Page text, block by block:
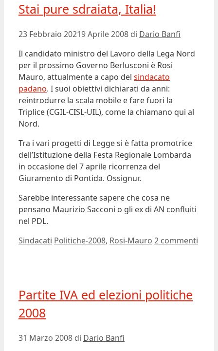
Stai pure sdraiata, Italia!
23 Febbraio 20219 Aprile 2008 di Dario Banfi
Il candidato ministro del Lavoro della Lega Nord
per il prossimo Governo Berlusconi è Rosi
Mauro, attualmente a capo del sindacato
padano. I suoi obiettivi dichiarati da anni:
reintrodurre la scala mobile e fare fuori la
Triplice (CGIL-CISL-UIL), come la chiamano qui al
Nord.
Tra i vari progetti di Legge si è fatta promotrice
dell’Istituzione della Festa Regionale Lombarda
in occasione del 7 aprile ricorrenza del
Giuramento di Pontida. Ossignur.
Sarebbe interessante sapere che cosa ne
pensano Maurizio Sacconi o gli ex di AN confluiti
nel PDL.
Categorie
Sindacati Tag
Politiche-2008, Rosi-Mauro 2 commenti
Partite IVA ed elezioni politiche
2008
31 Marzo 2008 di Dario Banfi